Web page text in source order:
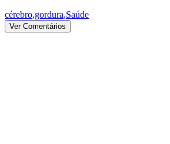
cérebro,gordura,Saúde
Ver Comentários